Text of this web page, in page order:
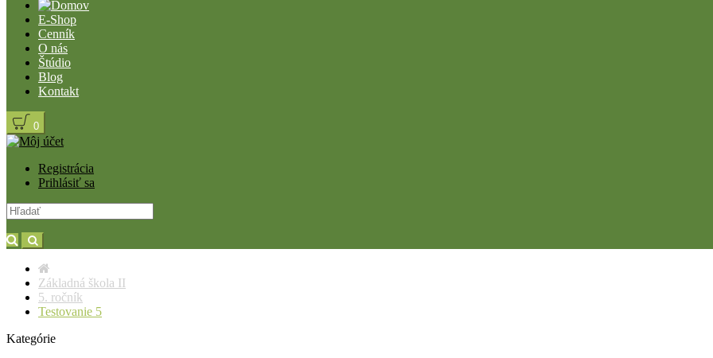
E-Shop
Cenník
O nás
Štúdio
Blog
Kontakt
0
Registrácia
Prihlásiť sa
Základná škola II
5. ročník
Testovanie 5
Kategórie